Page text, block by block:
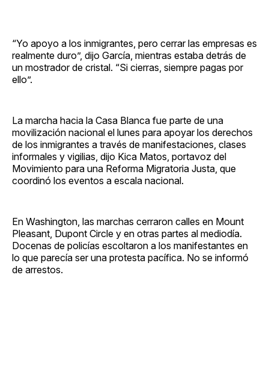
“Yo apoyo a los inmigrantes, pero cerrar las empresas es
realmente duro”, dijo García, mientras estaba detrás de
un mostrador de cristal. “Si cierras, siempre pagas por
ello”.
La marcha hacia la Casa Blanca fue parte de una
movilización nacional el lunes para apoyar los derechos
de los inmigrantes a través de manifestaciones, clases
informales y vigilias, dijo Kica Matos, portavoz del
Movimiento para una Reforma Migratoria Justa, que
coordinó los eventos a escala nacional.
En Washington, las marchas cerraron calles en Mount
Pleasant, Dupont Circle y en otras partes al mediodía.
Docenas de policías escoltaron a los manifestantes en
lo que parecía ser una protesta pacífica. No se informó
de arrestos.